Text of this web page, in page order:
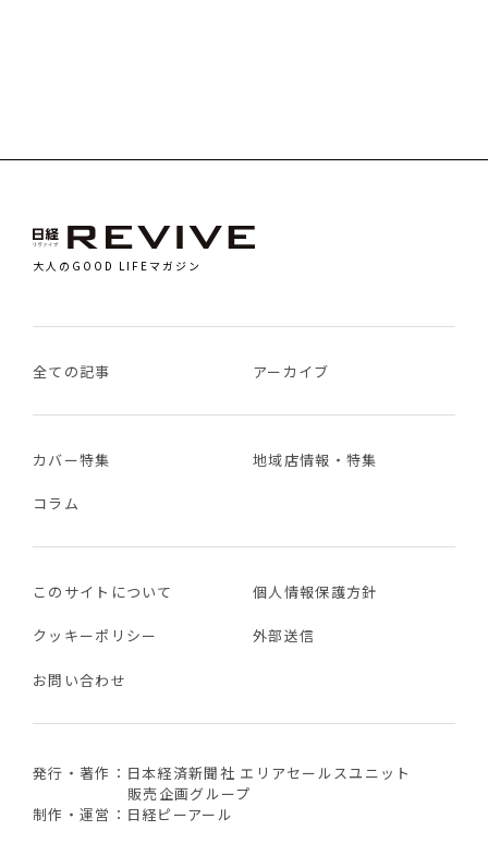
大人のGOOD LIFEマガジン
全ての記事 アーカイブ
カバー特集 地域店情報・特集
コラム
このサイトについて 個人情報保護方針
クッキーポリシー 外部送信
お問い合わせ
発行・著作：日本経済新聞社 エリアセールスユニット
販売企画グループ
制作・運営：日経ピーアール